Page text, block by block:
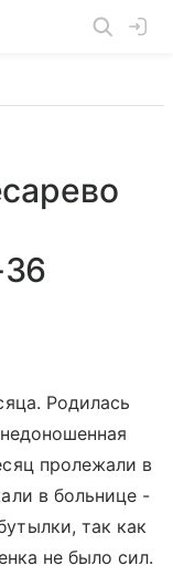
Родилась
пролежали в
в больнице -
так как
не было сил.